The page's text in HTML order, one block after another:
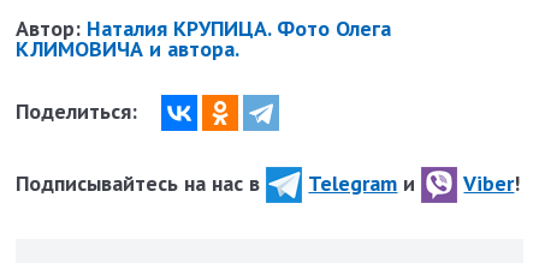
Автор: Наталия КРУПИЦА. Фото Олега
КЛИМОВИЧА и автора.
Поделиться:
Подписывайтесь на нас в Telegram и Viber!